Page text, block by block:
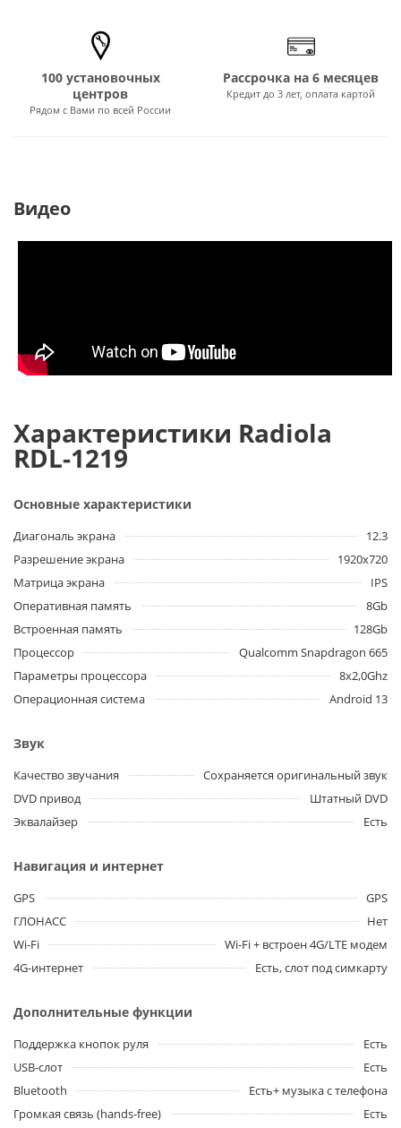
100 установочных
центров
Рядом с Вами по всей России
Рассрочка на 6 месяцев
Кредит до 3 лет, оплата картой
Видео
Характеристики Radiola
RDL-1219
Основные характеристики
Диагональ экрана
12.3
Разрешение экрана
1920х720
Матрица экрана
IPS
Оперативная память
8Gb
Встроенная память
128Gb
Процессор
Qualcomm Snapdragon 665
Параметры процессора
8x2,0Ghz
Операционная система
Android 13
Звук
Качество звучания
Сохраняется оригинальный звук
DVD привод
Штатный DVD
Эквалайзер
Есть
Навигация и интернет
GPS
GPS
ГЛОНАСС
Нет
Wi-Fi
Wi-Fi + встроен 4G/LTE модем
4G-интернет
Есть, слот под симкарту
Дополнительные функции
Поддержка кнопок руля
Есть
USB-слот
Есть
Bluetooth
Есть+ музыка с телефона
Громкая связь (hands-free)
Есть